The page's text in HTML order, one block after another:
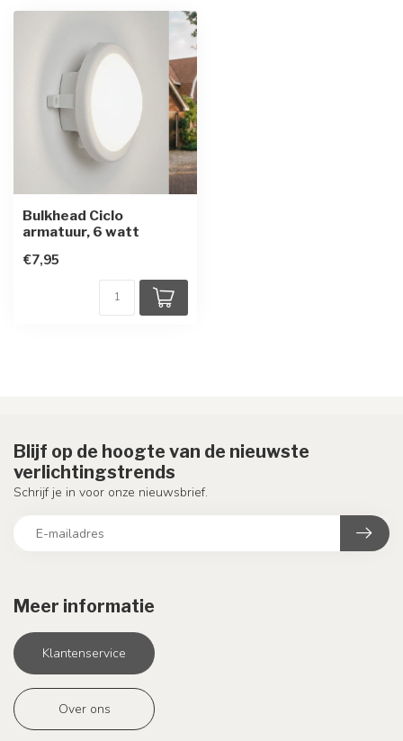
Bulkhead Ciclo
armatuur, 6 watt
€7,95
Meer informatie
Klantenservice
Over ons
Blijf op de hoogte van de nieuwste
verlichtingstrends
Schrijf je in voor onze nieuwsbrief.